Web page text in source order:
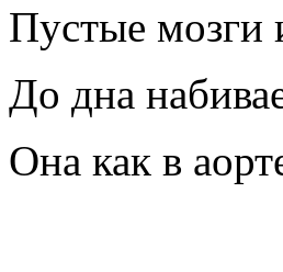
Пустые
До дна
Она как в